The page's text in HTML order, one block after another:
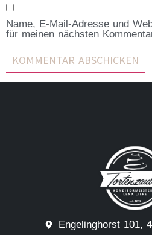
Name, E-Mail-Adresse und
für meinen nächsten
Engelinghorst 101,